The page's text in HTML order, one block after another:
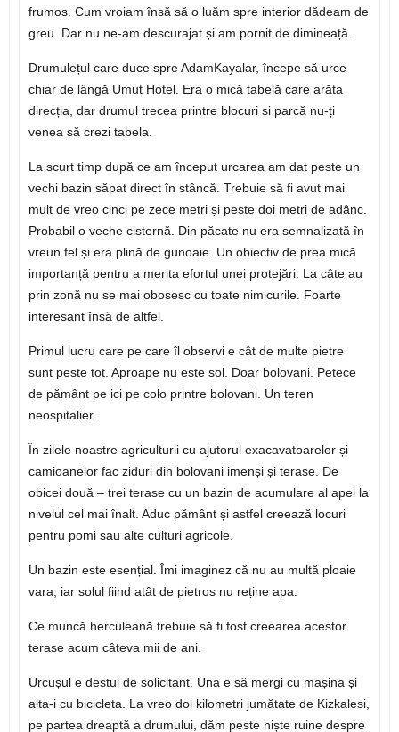
frumos. Cum vroiam însă să o luăm spre interior dădeam de
greu. Dar nu ne-am descurajat și am pornit de dimineață.
Drumulețul care duce spre AdamKayalar, începe să urce
chiar de lângă Umut Hotel. Era o mică tabelă care arăta
direcția, dar drumul trecea printre blocuri și parcă nu-ți
venea să crezi tabela.
La scurt timp după ce am început urcarea am dat peste un
vechi bazin săpat direct în stâncă. Trebuie să fi avut mai
mult de vreo cinci pe zece metri și peste doi metri de adânc.
Probabil o veche cisternă. Din păcate nu era semnalizată în
vreun fel și era plină de gunoaie. Un obiectiv de prea mică
importanță pentru a merita efortul unei protejări. La câte au
prin zonă nu se mai obosesc cu toate nimicurile. Foarte
interesant însă de altfel.
Primul lucru care pe care îl observi e cât de multe pietre
sunt peste tot. Aproape nu este sol. Doar bolovani. Petece
de pământ pe ici pe colo printre bolovani. Un teren
neospitalier.
În zilele noastre agriculturii cu ajutorul exacavatoarelor și
camioanelor fac ziduri din bolovani imenși și terase. De
obicei două – trei terase cu un bazin de acumulare al apei la
nivelul cel mai înalt. Aduc pământ și astfel creează locuri
pentru pomi sau alte culturi agricole.
Un bazin este esențial. Îmi imaginez că nu au multă ploaie
vara, iar solul fiind atât de pietros nu reține apa.
Ce muncă herculeană trebuie să fi fost creearea acestor
terase acum câteva mii de ani.
Urcușul e destul de solicitant. Una e să mergi cu mașina și
alta-i cu bicicleta. La vreo doi kilometri jumătate de Kizkalesi,
pe partea dreaptă a drumului, dăm peste niște ruine despre